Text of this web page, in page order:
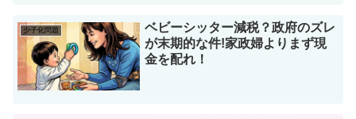
少子化問題
ベビーシッター減税？政府のズレ
が末期的な件!家政婦よりまず現
金を配れ！